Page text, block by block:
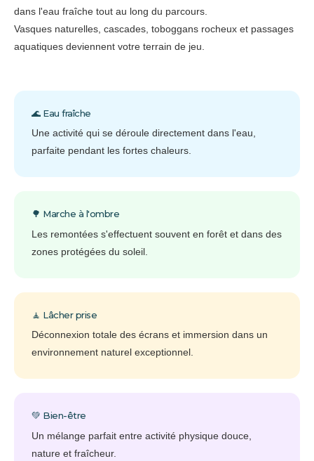
dans l'eau fraîche tout au long du parcours.
Vasques naturelles, cascades, toboggans rocheux et passages
aquatiques deviennent votre terrain de jeu.
🌊 Eau fraîche
Une activité qui se déroule directement dans l'eau,
parfaite pendant les fortes chaleurs.
🌳 Marche à l'ombre
Les remontées s'effectuent souvent en forêt et dans des
zones protégées du soleil.
🧘 Lâcher prise
Déconnexion totale des écrans et immersion dans un
environnement naturel exceptionnel.
💚 Bien-être
Un mélange parfait entre activité physique douce,
nature et fraîcheur.